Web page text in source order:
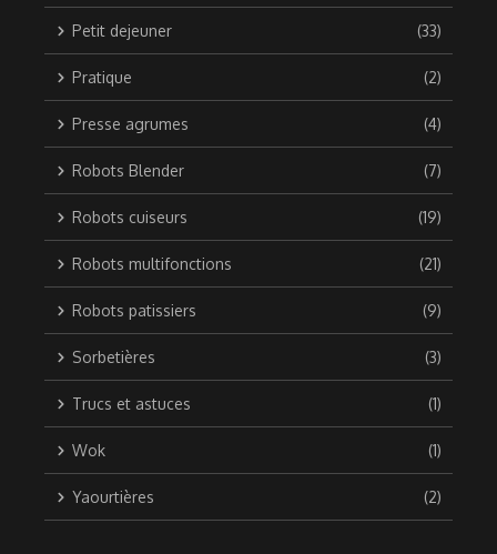
Petit dejeuner (33)
Pratique (2)
Presse agrumes (4)
Robots Blender (7)
Robots cuiseurs (19)
Robots multifonctions (21)
Robots patissiers (9)
Sorbetières (3)
Trucs et astuces (1)
Wok (1)
Yaourtières (2)